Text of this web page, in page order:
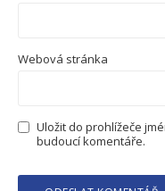
Webová stránka
Uložit do prohlížeče
budoucí komentáře.